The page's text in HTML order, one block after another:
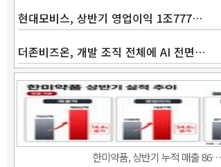
현대모비스, 상반기 영업이익 1조777…
더존비즈온, 개발 조직 전체에 AI 전면…
한미약품, 상반기 누적 매출 86…